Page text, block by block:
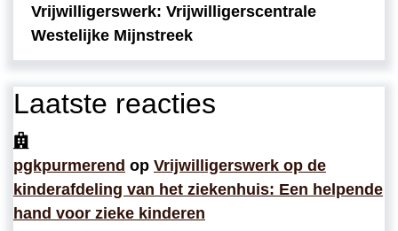
Vrijwilligerswerk: Vrijwilligerscentrale
Westelijke Mijnstreek
Laatste reacties
pgkpurmerend op Vrijwilligerswerk op de
kinderafdeling van het ziekenhuis: Een helpende
hand voor zieke kinderen